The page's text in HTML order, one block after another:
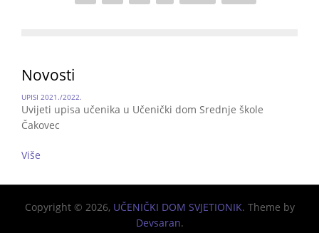
Novosti
UPISI 2021./2022.
Uvijeti upisa učenika u Učenički dom Srednje škole
Čakovec
Više
Copyright © 2026, UČENIČKI DOM SVJETIONIK. Theme by
Devsaran.